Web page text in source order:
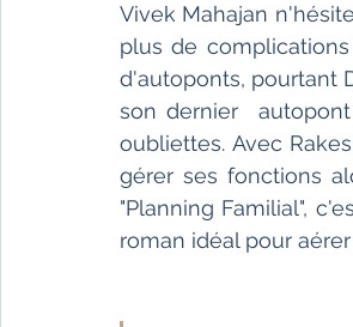
Vivek Mahajan
plus de
d'autoponts, pourtant
son dernier
oubliettes. Avec
gérer ses fonctions
"Planning Familial",
roman idéal pour